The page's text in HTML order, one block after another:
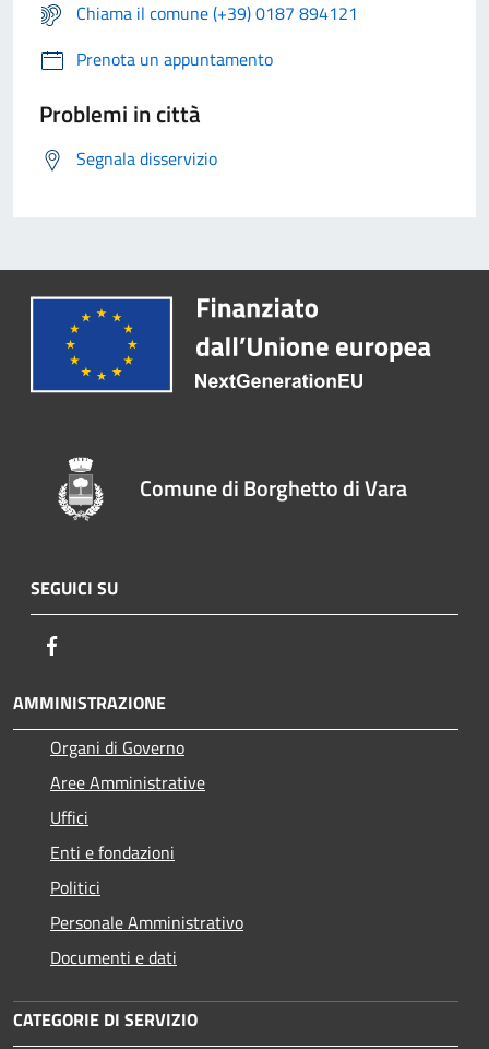
Chiama il comune (+39) 0187 894121
Prenota un appuntamento
Problemi in città
Segnala disservizio
Comune di Borghetto di Vara
SEGUICI SU
AMMINISTRAZIONE
Organi di Governo
Aree Amministrative
Uffici
Enti e fondazioni
Politici
Personale Amministrativo
Documenti e dati
CATEGORIE DI SERVIZIO